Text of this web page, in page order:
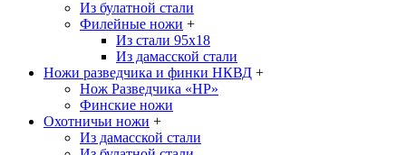
Из булатной стали
Филейные ножи +
Из стали 95х18
Из дамасской стали
Ножи разведчика и финки НКВД +
Нож Разведчика «НР»
Финские ножи
Охотничьи ножи +
Из дамасской стали